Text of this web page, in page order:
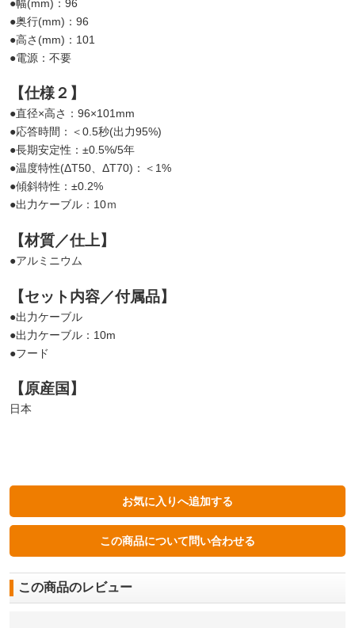
●幅(mm)：96
●奥行(mm)：96
●高さ(mm)：101
●電源：不要
【仕様２】
●直径×高さ：96×101mm
●応答時間：＜0.5秒(出力95%)
●長期安定性：±0.5%/5年
●温度特性(ΔT50、ΔT70)：＜1%
●傾斜特性：±0.2%
●出力ケーブル：10ｍ
【材質／仕上】
●アルミニウム
【セット内容／付属品】
●出力ケーブル
●出力ケーブル：10m
●フード
【原産国】
日本
この商品のレビュー